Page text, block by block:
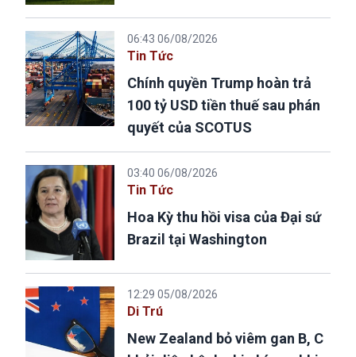
06:43 06/08/2026
Tin Tức
Chính quyền Trump hoàn trả
100 tỷ USD tiền thuế sau phán
quyết của SCOTUS
03:40 06/08/2026
Tin Tức
Hoa Kỳ thu hồi visa của Đại sứ
Brazil tại Washington
12:29 05/08/2026
Di Trú
New Zealand bỏ viêm gan B, C